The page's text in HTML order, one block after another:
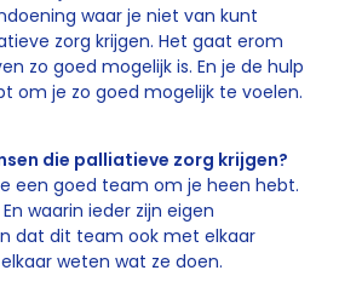
waar je niet van kunt
zorg krijgen. Het gaat erom
zo goed mogelijk is. En je de hulp
om je zo goed mogelijk te voelen.
die palliatieve zorg krijgen?
een goed team om je heen hebt.
waarin ieder zijn eigen
dat dit team ook met elkaar
weten wat ze doen.